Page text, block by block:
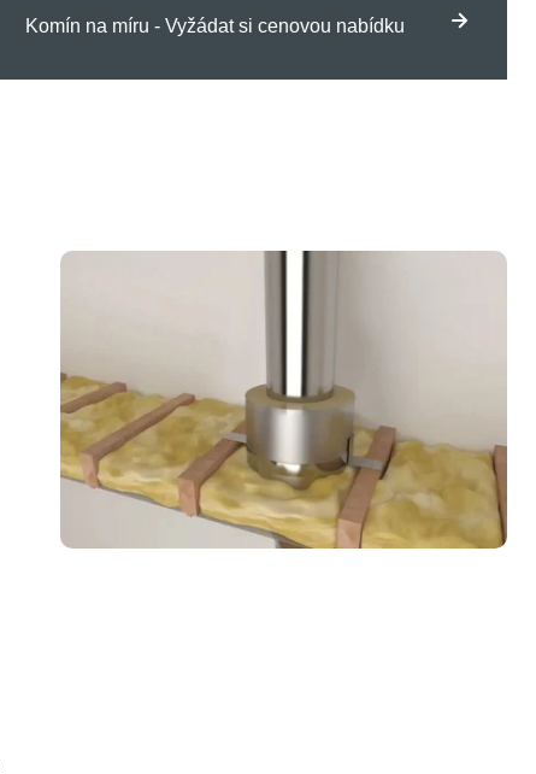
Komín na míru - Vyžádat si cenovou nabídku